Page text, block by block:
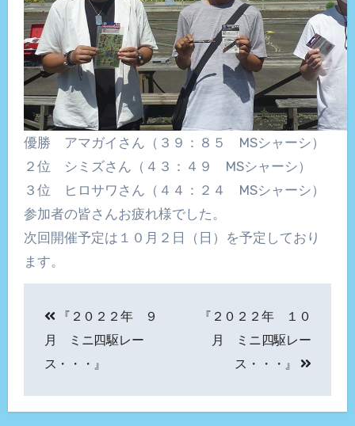
優勝 アマガイさん（３９：８５ MSシャーシ）
２位 シミズさん（４３：４９ MSシャーシ）
３位 ヒロサワさん（４４：２４ MSシャーシ）
参加者の皆さんお疲れ様でした。
次回開催予定は１０月２日（日）を予定しており
ます。
稿
ナ
ビ
『２０２２年 ９
月 ミニ四駆レー
ス・・・』
『２０２２年 １０
月 ミニ四駆レー
ス・・・』